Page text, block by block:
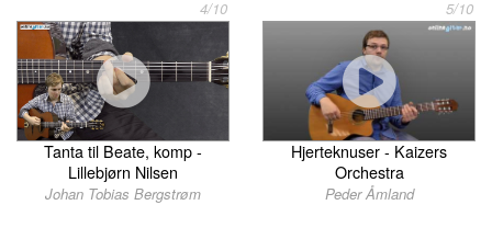
4/10
Tanta til Beate, komp -
Lillebjørn Nilsen
Johan Tobias Bergstrøm
5/10
Hjerteknuser - Kaizers
Orchestra
Peder Åmland